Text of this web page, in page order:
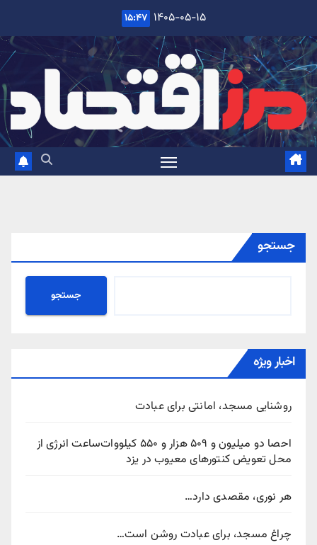
content
۱۴۰۵-۰۵-۱۵ ۱۵:۴۷
جستجو
جستجو
اخبار ویژه
روشنایی مسجد، امانتی برای عبادت
احصا دو میلیون و ۵۰۹ هزار و ۵۵۰ کیلووات‌ساعت انرژی از
محل تعویض کنتورهای معیوب در یزد
هر نوری، مقصدی دارد…
چراغ مسجد، برای عبادت روشن است…